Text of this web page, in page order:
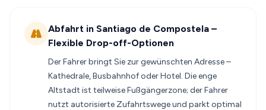
Abfahrt in Santiago de Compostela –
Flexible Drop-off-Optionen
Der Fahrer bringt Sie zur gewünschten Adresse –
Kathedrale, Busbahnhof oder Hotel. Die enge
Altstadt ist teilweise Fußgängerzone; der Fahrer
nutzt autorisierte Zufahrtswege und parkt optimal